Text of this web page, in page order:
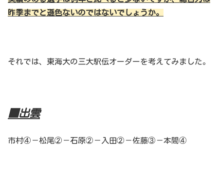
昨季までと遜色ないのではないでしょうか。
それでは、東海大の三大駅伝オーダーを考えてみました。
■出雲
市村④－松尾②－石原②－入田②－佐藤③－本間④